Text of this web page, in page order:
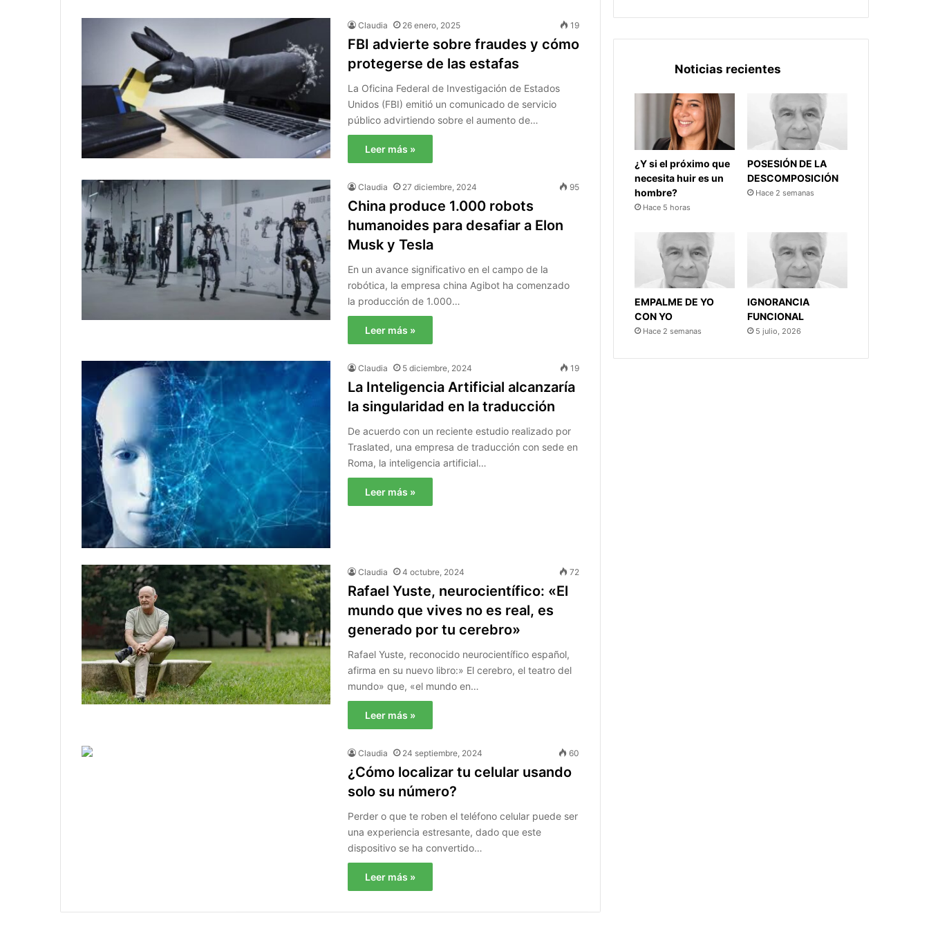
Claudia 26 enero, 2025 19
FBI advierte sobre fraudes y cómo
protegerse de las estafas
La Oficina Federal de Investigación de Estados
Unidos (FBI) emitió un comunicado de servicio
público advirtiendo sobre el aumento de…
Leer más »
Claudia 27 diciembre, 2024 95
China produce 1.000 robots
humanoides para desafiar a Elon
Musk y Tesla
En un avance significativo en el campo de la
robótica, la empresa china Agibot ha comenzado
la producción de 1.000…
Leer más »
Claudia 5 diciembre, 2024 19
La Inteligencia Artificial alcanzaría
la singularidad en la traducción
De acuerdo con un reciente estudio realizado por
Traslated, una empresa de traducción con sede en
Roma, la inteligencia artificial…
Leer más »
Claudia 4 octubre, 2024 72
Rafael Yuste, neurocientífico: «El
mundo que vives no es real, es
generado por tu cerebro»
Rafael Yuste, reconocido neurocientífico español,
afirma en su nuevo libro:» El cerebro, el teatro del
mundo» que, «el mundo en…
Leer más »
Claudia 24 septiembre, 2024 60
¿Cómo localizar tu celular usando
solo su número?
Perder o que te roben el teléfono celular puede ser
una experiencia estresante, dado que este
dispositivo se ha convertido…
Leer más »
Noticias recientes
¿Y si el próximo que
necesita huir es un
hombre?
Hace 5 horas
POSESIÓN DE LA
DESCOMPOSICIÓN
Hace 2 semanas
EMPALME DE YO
CON YO
Hace 2 semanas
IGNORANCIA
FUNCIONAL
5 julio, 2026